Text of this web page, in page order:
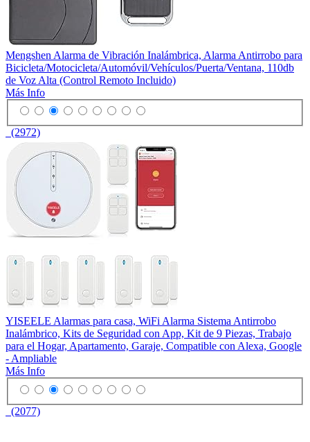
Mengshen Alarma de Vibración Inalámbrica, Alarma Antirrobo para
Bicicleta/Motocicleta/Automóvil/Vehículos/Puerta/Ventana, 110db
de Voz Alta (Control Remoto Incluido)
Más Info
(2972)
YISEELE Alarmas para casa, WiFi Alarma Sistema Antirrobo
Inalámbrico, Kits de Seguridad con App, Kit de 9 Piezas, Trabajo
para el Hogar, Apartamento, Garaje, Compatible con Alexa, Google
- Ampliable
Más Info
(2077)